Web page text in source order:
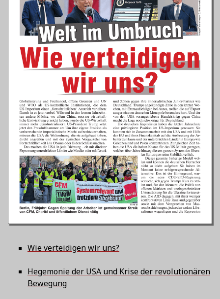
Wie verteidigen wir uns?
Hegemonie der USA und Krise der revolutionären
Bewegung